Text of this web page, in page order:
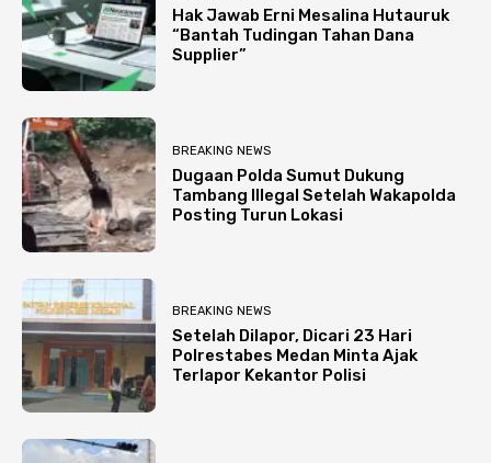
Hak Jawab Erni Mesalina Hutauruk
“Bantah Tudingan Tahan Dana
Supplier”
BREAKING NEWS
Dugaan Polda Sumut Dukung
Tambang Illegal Setelah Wakapolda
Posting Turun Lokasi
BREAKING NEWS
Setelah Dilapor, Dicari 23 Hari
Polrestabes Medan Minta Ajak
Terlapor Kekantor Polisi